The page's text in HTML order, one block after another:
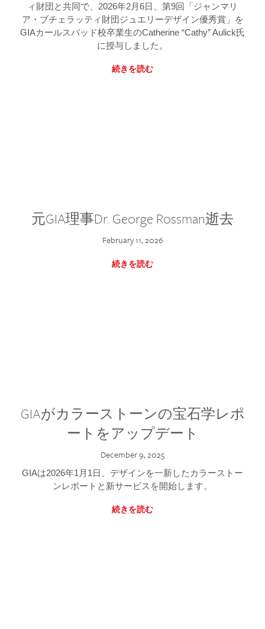
ィ財団と共同で、2026年2月6日、第9回「ジャンマリ
ア・ブチェラッティ財団ジュエリーデザイン優秀賞」を
GIAカールスバッド校卒業生のCatherine “Cathy” Aulick氏
に授与しました。
続きを読む
元GIA理事Dr. George Rossman逝去
February 11, 2026
続きを読む
GIAがカラーストーンの宝石学レポ
ートをアップデート
December 9, 2025
GIAは2026年1月1日、デザインを一新したカラーストー
ンレポートと新サービスを開始します。
続きを読む